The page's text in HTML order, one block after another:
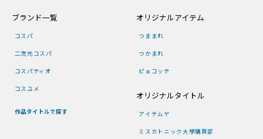
ブランド一覧
コスパ
二次元コスパ
コスパティオ
コスユメ
作品タイトルで探す
オリジナルアイテム
つままれ
つかまれ
ピョコッテ
オリジナルタイトル
アイテムヤ
ミスカトニック大學購買部